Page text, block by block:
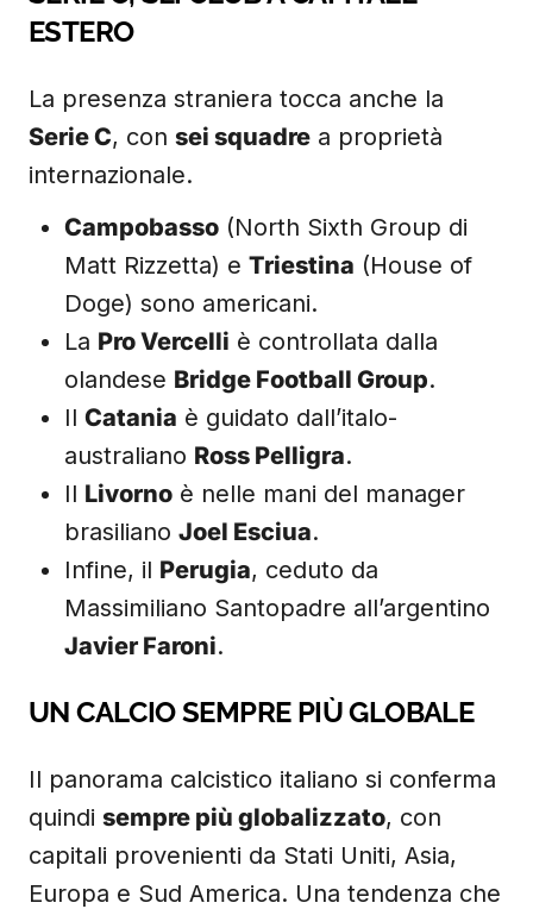
ESTERO
La presenza straniera tocca anche la
Serie C, con sei squadre a proprietà
internazionale.
Campobasso (North Sixth Group di
Matt Rizzetta) e Triestina (House of
Doge) sono americani.
La Pro Vercelli è controllata dalla
olandese Bridge Football Group.
Il Catania è guidato dall’italo-
australiano Ross Pelligra.
Il Livorno è nelle mani del manager
brasiliano Joel Esciua.
Infine, il Perugia, ceduto da
Massimiliano Santopadre all’argentino
Javier Faroni.
UN CALCIO SEMPRE PIÙ GLOBALE
Il panorama calcistico italiano si conferma
quindi sempre più globalizzato, con
capitali provenienti da Stati Uniti, Asia,
Europa e Sud America. Una tendenza che